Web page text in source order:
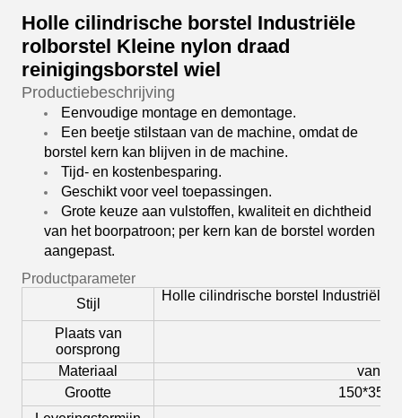
Holle cilindrische borstel Industriële
rolborstel Kleine nylon draad
reinigingsborstel wiel
Productiebeschrijving
Eenvoudige montage en demontage.
Een beetje stilstaan van de machine, omdat de
borstel kern kan blijven in de machine.
Tijd- en kostenbesparing.
Geschikt voor veel toepassingen.
Grote keuze aan vulstoffen, kwaliteit en dichtheid
van het boorpatroon; per kern kan de borstel worden
aangepast.
Productparameter
Stijl
Holle cilindrische borstel Industriële
Plaats van
oorsprong
Materiaal
van
Grootte